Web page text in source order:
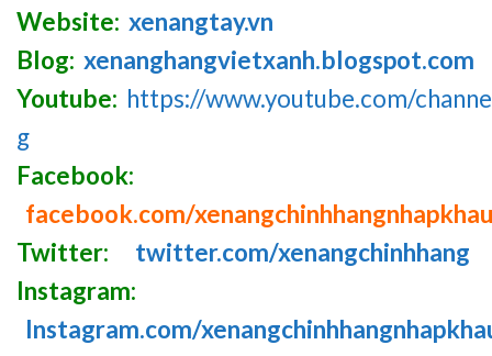
Website: xenangtay.vn
Blog: xenanghangvietxanh.blogspot.com
Youtube: https://www.youtube.com/
g
Facebook:
facebook.com/xenangchinhhangnhapkhau
Twitter:
twitter.com/xenangchinhhang
Instagram:
Instagram.com/